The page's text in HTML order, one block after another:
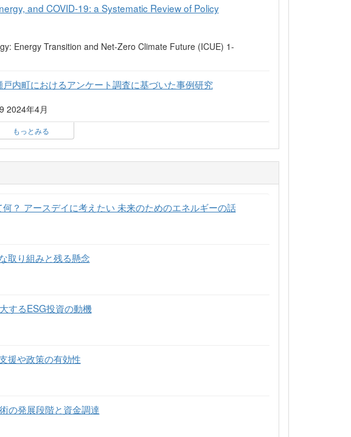
and COVID-19: a Systematic Review of Policy
Energy Transition and Net-Zero Climate Future (ICUE) 1-
内町におけるアンケート調査に基づいた事例研究
2024年4月
もっとみる
？ アースデイに考えたい 未来のためのエネルギーの話
取り組みと残る懸念
するESG投資の動機
援や政策の有効性
の発展段階と資金調達